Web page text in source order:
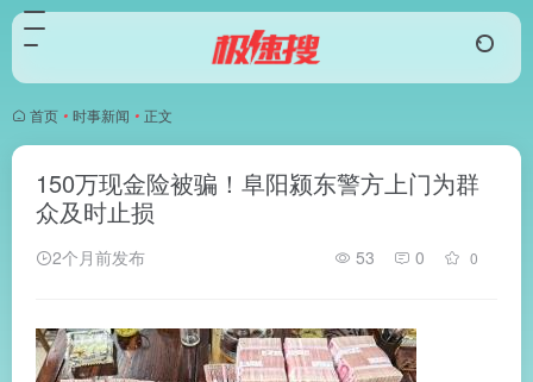
首页 • 时事新闻 • 正文
150万现金险被骗！阜阳颍东警方上门为群
众及时止损
2个月前发布 53 0 0